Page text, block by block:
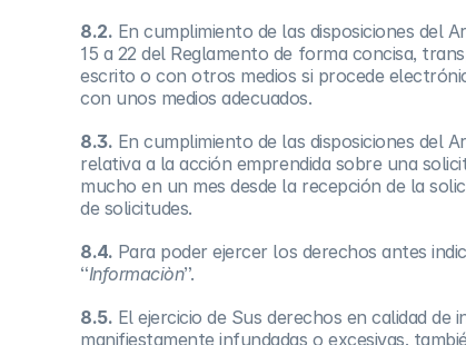
8.2. En cumplimiento de las disposiciones del
15 a 22 del Reglamento de forma concisa,
escrito o con otros medios si procede
con unos medios adecuados.
8.3. En cumplimiento de las disposiciones del
relativa a la acción emprendida sobre una
mucho en un mes desde la recepción de la
de solicitudes.
8.4. Para poder ejercer los derechos antes
“Informaciòn”.
8.5. El ejercicio de Sus derechos en calidad
manifiestamente infundadas o excesivas,